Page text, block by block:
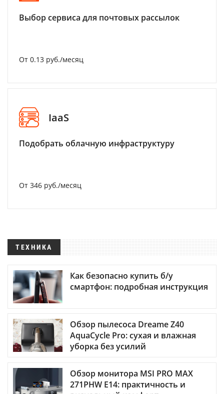
Выбор сервиса для почтовых рассылок
От 0.13 руб./месяц
IaaS
Подобрать облачную инфраструктуру
От 346 руб./месяц
ТЕХНИКА
Как безопасно купить б/у
смартфон: подробная инструкция
Обзор пылесоса Dreame Z40
AquaCycle Pro: сухая и влажная
уборка без усилий
Обзор монитора MSI PRO MAX
271PHW E14: практичность и